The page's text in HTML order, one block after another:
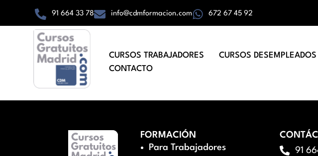
91 664 33 78 info@cdmformacion.com 672 67 45 92
CURSOS TRABAJADORES CURSOS DESEMPLEADOS
CONTACTO
FORMACIÓN
Para Trabajadores
91